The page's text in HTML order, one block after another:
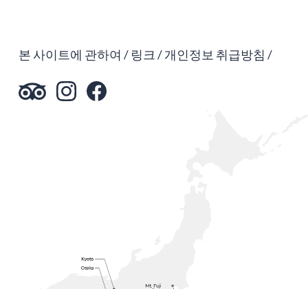
본 사이트에 관하여 링크 개인정보 취급방침